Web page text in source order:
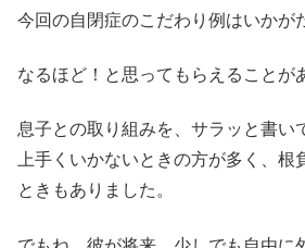
今回の自閉症のこだわり例はいかが
なるほど！と思ってもらえることが
息子との取り組みを、サラッと書い
上手くいかないときの方が多く、根
ときもありました。